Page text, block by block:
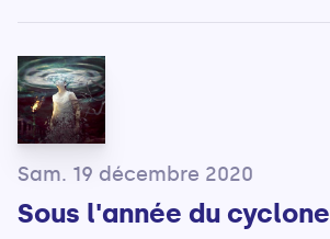
Sam. 19 décembre 2020
Sous l'année du cyclone